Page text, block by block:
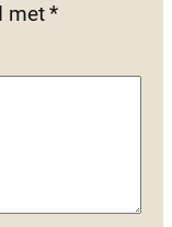
met*